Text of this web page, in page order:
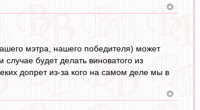
мэтра, нашего победителя) может
будет делать виноватого из
допрет из-за кого на самом деле мы в